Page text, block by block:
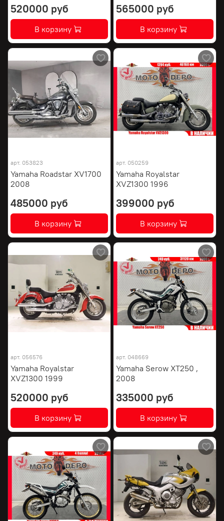
520000 руб
В корзину
565000 руб
В корзину
арт. 053823
Yamaha Roadstar XV1700
2008
485000 руб
В корзину
арт. 050259
Yamaha Royalstar
XVZ1300 1996
399000 руб
В корзину
арт. 056576
Yamaha Royalstar
XVZ1300 1999
520000 руб
В корзину
арт. 048669
Yamaha Serow XT250 ,
2008
335000 руб
В корзину